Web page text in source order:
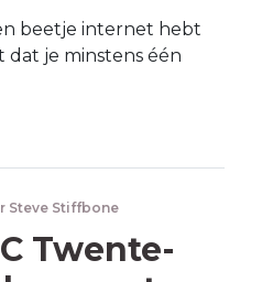
beetje internet hebt
dat je minstens één
Steve Stiffbone
Twente-